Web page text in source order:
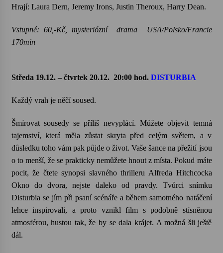
Hrají: Laura Dern, Jeremy Irons, Justin Theroux, Harry Dean.
Vstupné: 60,-Kč, mysteriózní drama USA/Polsko/Francie
170min
Středa 19.12. – čtvrtek 20.12. 20:00 hod. DISTURBIA
Každý vrah je něčí soused.
Šmírovat sousedy se příliš nevyplácí. Můžete objevit temná
tajemství, která měla zůstat skryta před celým světem, a v
důsledku toho vám pak půjde o život. Vaše šance na přežití jsou
o to menší, že se prakticky nemůžete hnout z místa. Pokud máte
pocit, že čtete synopsi slavného thrilleru Alfreda Hitchcocka
Okno do dvora, nejste daleko od pravdy. Tvůrci snímku
Disturbia se jím při psaní scénáře a během samotného natáčení
lehce inspirovali, a proto vznikl film s podobně stísněnou
atmosférou, hustou tak, že by se dala krájet. A možná šli ještě
dál.